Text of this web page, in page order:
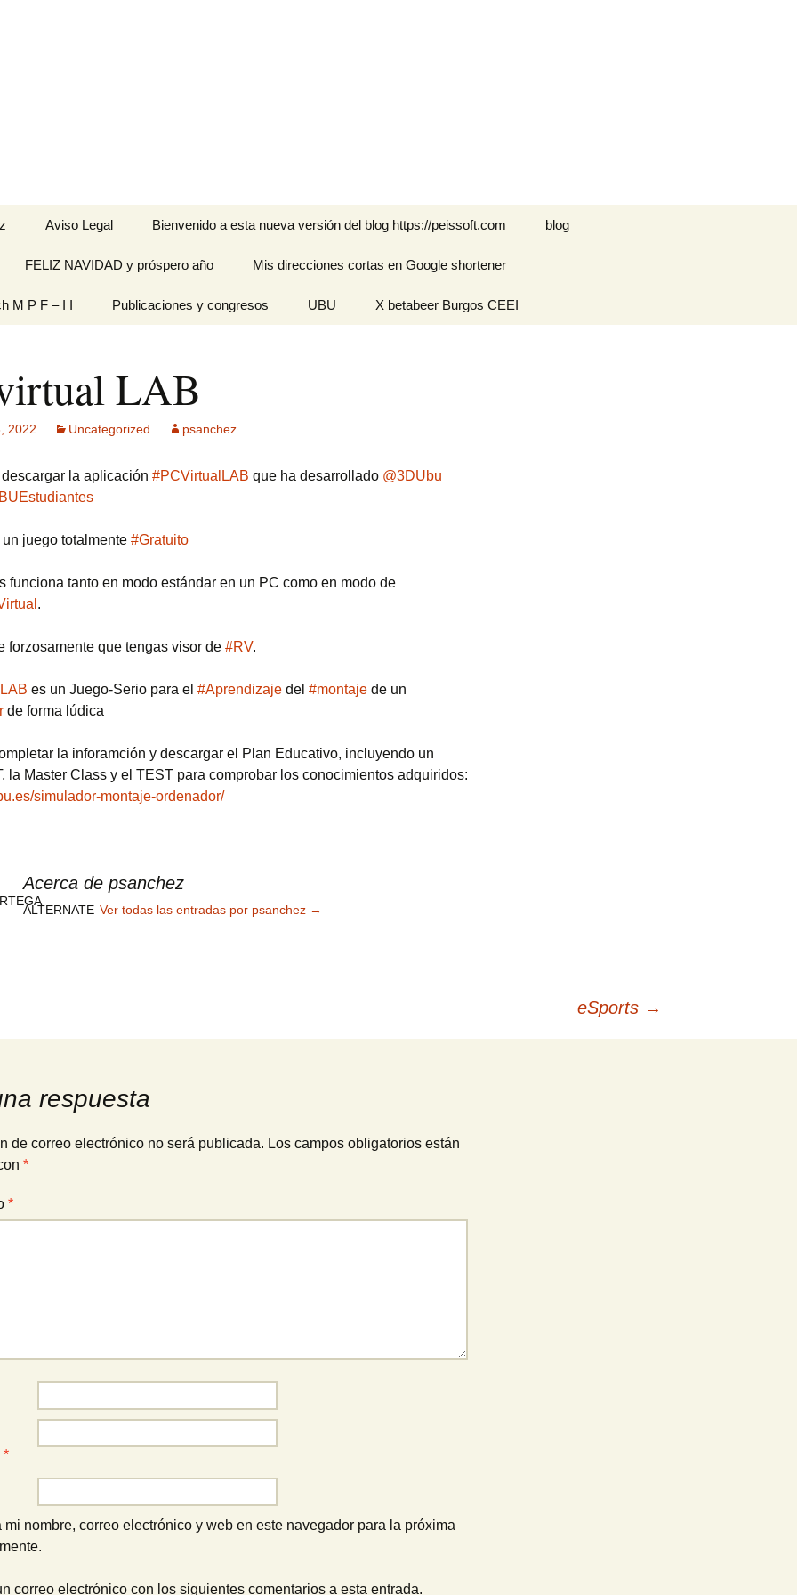
Aviso Legal Bienvenido a esta nueva versión del blog https://peissoft.com blog
de
pantalla
FELIZ NAVIDAD y próspero año Mis direcciones cortas en Google shortener
M P F – I I
M P F – I
MPF-II
Multitech
+
usuarios
Publicaciones y congresos UBU X betabeer Burgos CEEI
LAB
2022 Uncategorized psanchez
la aplicación #PCVirtualLAB que ha desarrollado @3DUbu
un juego totalmente #Gratuito
funciona tanto en modo estándar en un PC como en modo de
.
forzosamente que tengas visor de #RV.
es un Juego-Serio para el #Aprendizaje del #montaje de un
de forma lúdica
la inforamción y descargar el Plan Educativo, incluyendo un
la Master Class y el TEST para comprobar los conocimientos adquiridos:
simulador-montaje-ordenador/
Acerca de psanchez
ALTERNATE Ver todas las entradas por psanchez →
eSports →
respuesta
de correo electrónico no será publicada. Los campos obligatorios están
*
*
*
mi nombre, correo electrónico y web en este navegador para la próxima
correo electrónico con los siguientes comentarios a esta entrada.